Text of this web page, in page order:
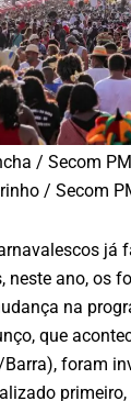
/ Secom
/ Secom
já
neste ano, os
na
que
foram